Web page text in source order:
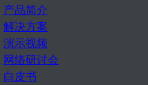
产品简介
解决方案
演示视频
网络研讨会
白皮书